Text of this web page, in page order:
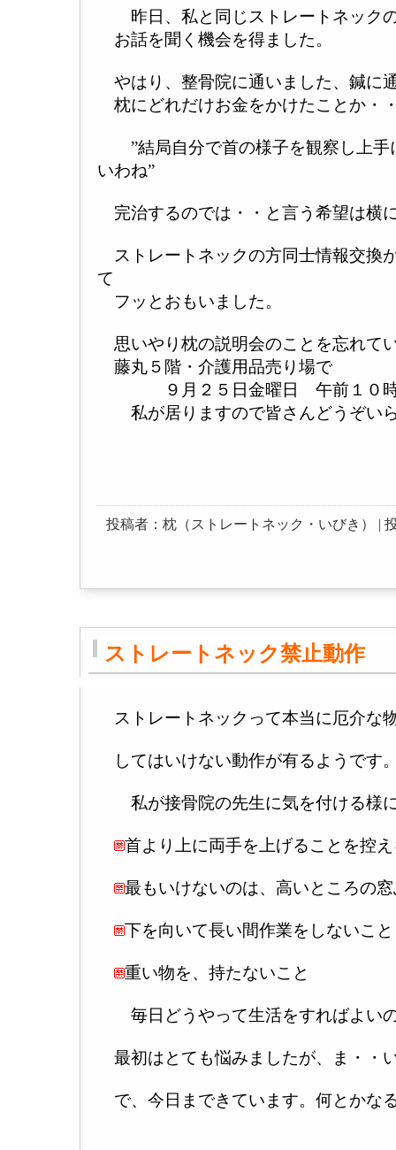
昨日、私と同じストレートネック
お話を聞く機会を得ました。
やはり、整骨院に通いました、鍼に
枕にどれだけお金をかけたことか・
”結局自分で首の様子を観察し上手
いわね”
完治するのでは・・と言う希望は横
ストレートネックの方同士情報交換
て
フッとおもいました。
思いやり枕の説明会のことを忘れて
藤丸５階・介護用品売り場で
９月２５日金曜日 午前１０時
私が居りますので皆さんどうぞい
投稿者：枕（ストレートネック・いびき） |
ストレートネック禁止動作
ストレートネックって本当に厄介な
してはいけない動作が有るようです
私が接骨院の先生に気を付ける様
首より上に両手を上げることを控
最もいけないのは、高いところの
下を向いて長い間作業をしないこと
重い物を、持たないこと
毎日どうやって生活をすればよい
最初はとても悩みましたが、ま・・
で、今日まできています。何とかな